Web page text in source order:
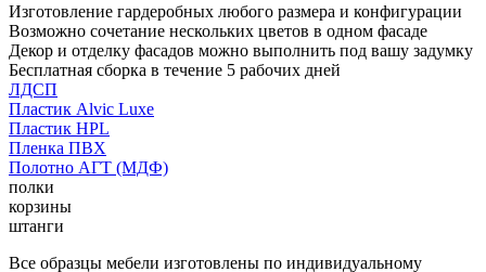
Изготовление гардеробных любого размера и конфигурации
Возможно сочетание нескольких цветов в одном фасаде
Декор и отделку фасадов можно выполнить под вашу задумку
Бесплатная сборка в течение 5 рабочих дней
ЛДСП
Пластик Alvic Luxe
Пластик HPL
Пленка ПВХ
Полотно АГТ (МДФ)
полки
корзины
штанги
Все образцы мебели изготовлены по индивидуальному